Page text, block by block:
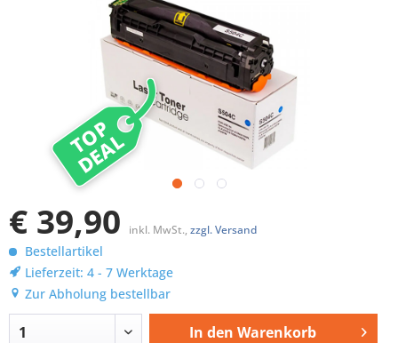
TOP
DEAL
€ 39,90 inkl. MwSt., zzgl. Versand
Bestellartikel
Lieferzeit: 4 - 7 Werktage
Zur Abholung bestellbar
In den Warenkorb